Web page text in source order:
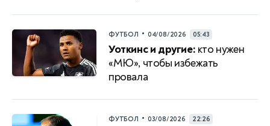
ФУТБОЛ • 04/08/2026 05:43
Уоткинс и другие: кто нужен
«МЮ», чтобы избежать
провала
ФУТБОЛ • 03/08/2026 22:26